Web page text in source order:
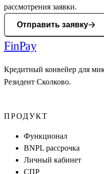
рассмотрения заявки.
Отправить заявку
FinPay
Кредитный конвейер для
Резидент Сколково.
ПРОДУКТ
Функционал
BNPL рассрочка
Личный кабинет
СПР